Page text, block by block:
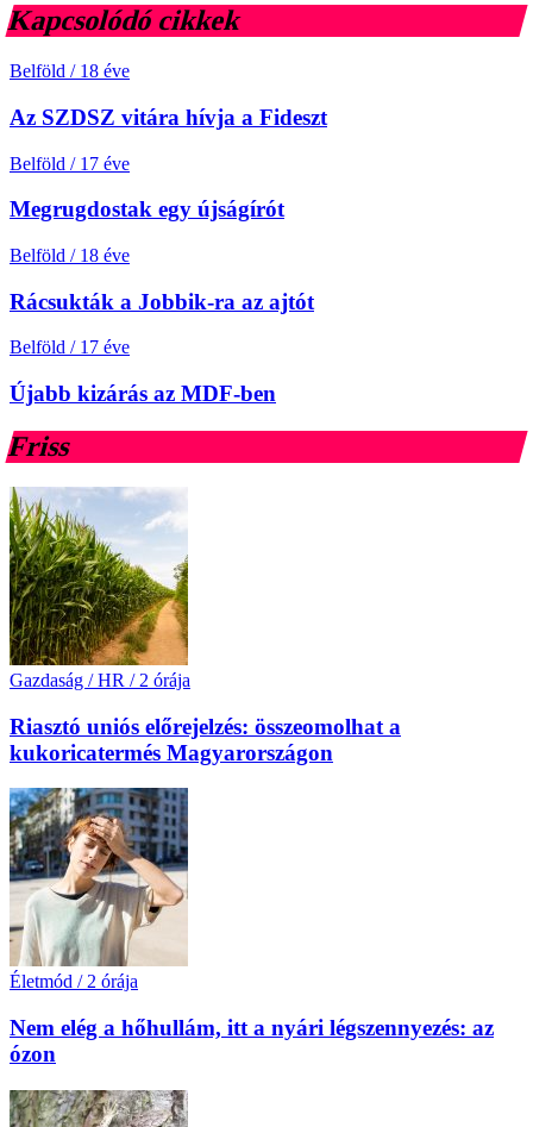
Kapcsolódó cikkek
Belföld / 18 éve
Az SZDSZ vitára hívja a Fideszt
Belföld / 17 éve
Megrugdostak egy újságírót
Belföld / 18 éve
Rácsukták a Jobbik-ra az ajtót
Belföld / 17 éve
Újabb kizárás az MDF-ben
Friss
Gazdaság / HR / 2 órája
Riasztó uniós előrejelzés: összeomolhat a
kukoricatermés Magyarországon
Életmód / 2 órája
Nem elég a hőhullám, itt a nyári légszennyezés: az
ózon